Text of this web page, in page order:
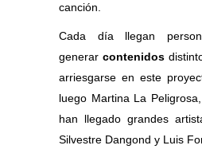
canción.
Cada día llegan
generarcontenidos
arriesgarse en este
luego Martina La
han llegado grandes
Silvestre Dangond y Luis